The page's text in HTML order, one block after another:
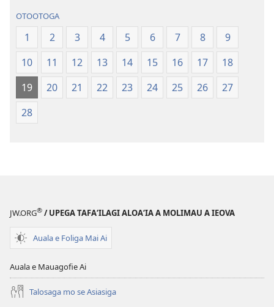
le
Faaliliuga
a
le
Faaliliuga
le
Lalolagi
OTOOTOGA
1 2 3 4 5 6 7 8
9
10
11 12 13 14 15 16 17
18
19
20 21 22 23 24 25 26
27
28
JW.ORG® / UPEGA TAFA‘ILAGI ALOA‘IA A MOLIMAU A IEOVA
Auala e Foliga Mai Ai
Auala e Mauagofie Ai
Talosaga mo se Asiasiga